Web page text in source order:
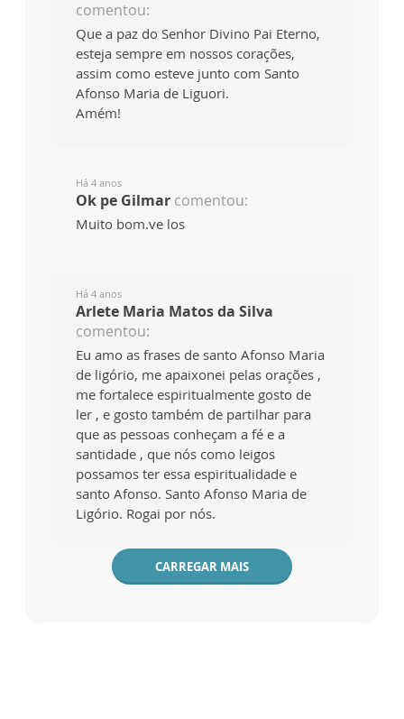
comentou:
Que a paz do Senhor Divino Pai Eterno,
esteja sempre em nossos corações,
assim como esteve junto com Santo
Afonso Maria de Liguori.
Amém!
Há 4 anos
Ok pe Gilmar comentou:
Muito bom.ve los
Há 4 anos
Arlete Maria Matos da Silva
comentou:
Eu amo as frases de santo Afonso Maria
de ligório, me apaixonei pelas orações ,
me fortalece espiritualmente gosto de
ler , e gosto também de partilhar para
que as pessoas conheçam a fé e a
santidade , que nós como leigos
possamos ter essa espiritualidade e
santo Afonso. Santo Afonso Maria de
Ligório. Rogai por nós.
CARREGAR MAIS